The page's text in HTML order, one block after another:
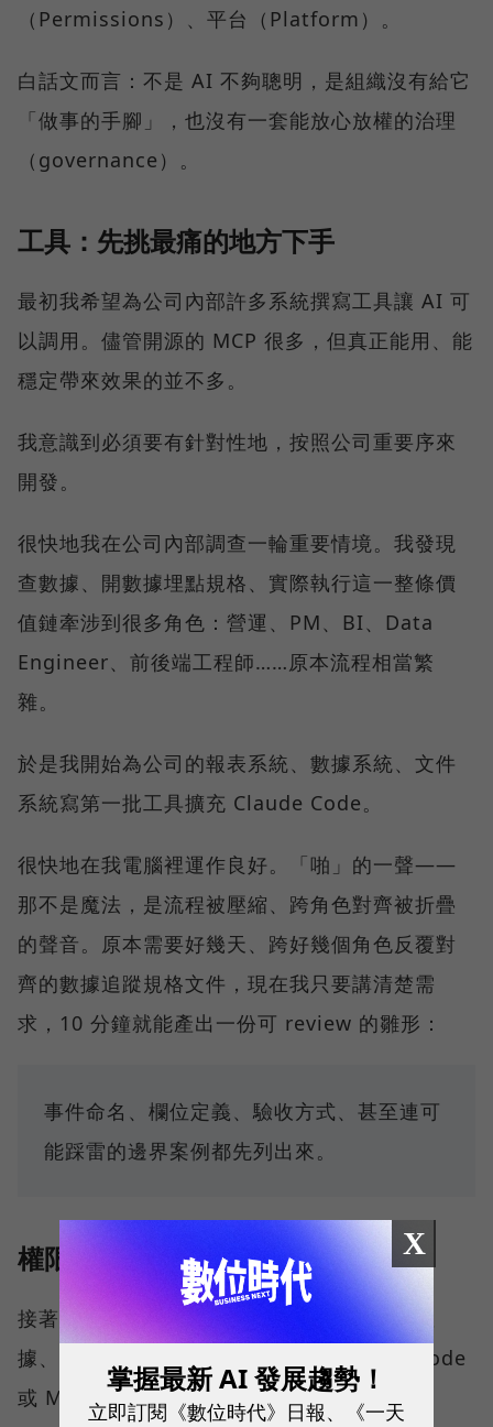
（Permissions）、平台（Platform）。
白話文而言：不是 AI 不夠聰明，是組織沒有給它
「做事的手腳」，也沒有一套能放心放權的治理
（governance）。
工具：先挑最痛的地方下手
最初我希望為公司內部許多系統撰寫工具讓 AI 可
以調用。儘管開源的 MCP 很多，但真正能用、能
穩定帶來效果的並不多。
我意識到必須要有針對性地，按照公司重要序來
開發。
很快地我在公司內部調查一輪重要情境。我發現
查數據、開數據埋點規格、實際執行這一整條價
值鏈牽涉到很多角色：營運、PM、BI、Data
Engineer、前後端工程師……原本流程相當繁
雜。
於是我開始為公司的報表系統、數據系統、文件
系統寫第一批工具擴充 Claude Code。
很快地在我電腦裡運作良好。「啪」的一聲——
那不是魔法，是流程被壓縮、跨角色對齊被折疊
的聲音。原本需要好幾天、跨好幾個角色反覆對
齊的數據追蹤規格文件，現在我只要講清楚需
求，10 分鐘就能產出一份可 review 的雛形：
事件命名、欄位定義、驗收方式、甚至連可
能踩雷的邊界案例都先列出來。
權限：要能做事，也要能控風險
接著是權限。要完成上面體驗，涉及報表、數
據、文件等系統權限，這些都不是 Claude Code
或 MCP 既有提供的能力。
X
掌握最新 AI 發展趨勢！
立即訂閱《數位時代》日報、《一天